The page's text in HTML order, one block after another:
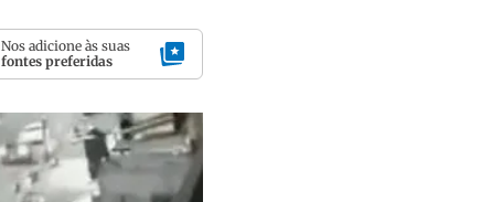
Nos adicione às suas
fontes preferidas